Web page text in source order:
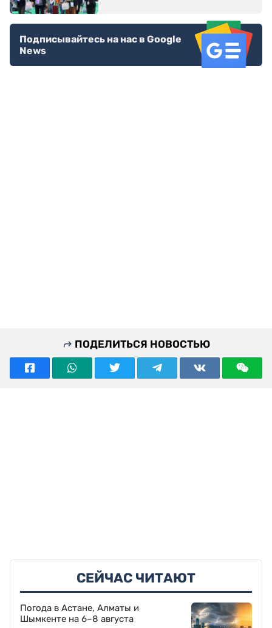
Подписывайтесь на нас в Google
News
ПОДЕЛИТЬСЯ НОВОСТЬЮ
СЕЙЧАС ЧИТАЮТ
Погода в Астане, Алматы и
Шымкенте на 6–8 августа